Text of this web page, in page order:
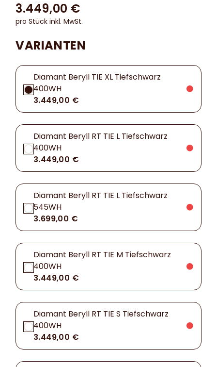
3.449,00 €
pro Stück inkl. MwSt.
VARIANTEN
Diamant Beryll TIE XL Tiefschwarz
400WH
3.449,00 €
Diamant Beryll RT TIE L Tiefschwarz
400WH
3.449,00 €
Diamant Beryll RT TIE L Tiefschwarz
545WH
3.699,00 €
Diamant Beryll RT TIE M Tiefschwarz
400WH
3.449,00 €
Diamant Beryll RT TIE S Tiefschwarz
400WH
3.449,00 €